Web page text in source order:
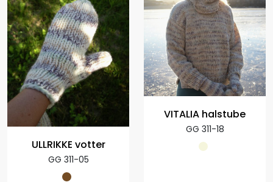
ULLRIKKE votter
GG 311-05
VITALIA halstube
GG 311-18